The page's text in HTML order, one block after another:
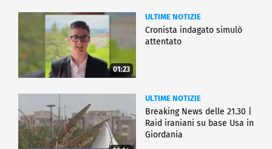
01:23
ULTIME NOTIZIE
Cronista indagato simulò
attentato
ULTIME NOTIZIE
Breaking News delle 21.30 |
Raid iraniani su base Usa in
Giordania